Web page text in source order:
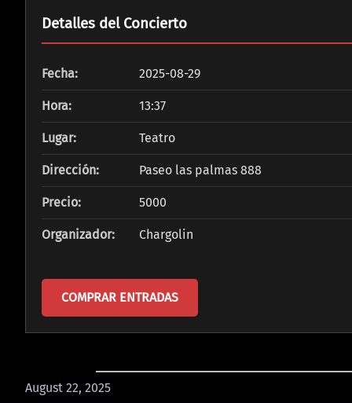
Detalles del Concierto
Fecha: 2025-08-29
Hora: 13:37
Lugar: Teatro
Dirección: Paseo las palmas 888
Precio: 5000
Organizador: Chargolin
COMPRAR ENTRADAS
August 22, 2025